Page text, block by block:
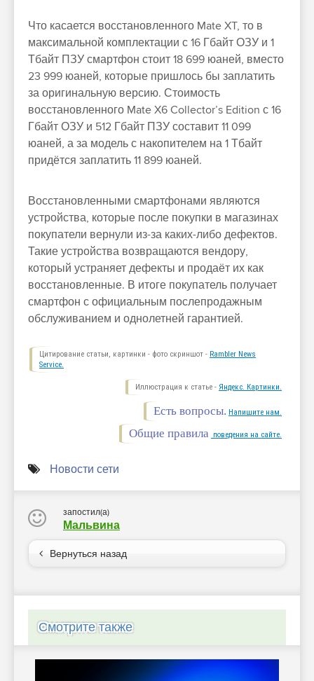
Что касается восстановленного Mate XT, то в
максимальной комплектации с 16 Гбайт ОЗУ и 1
Тбайт ПЗУ смартфон стоит 18 699 юаней, вместо
23 999 юаней, которые пришлось бы заплатить
за оригинальную версию. Стоимость
восстановленного Mate X6 Collector’s Edition с 16
Гбайт ОЗУ и 512 Гбайт ПЗУ составит 11 099
юаней, а за модель с накопителем на 1 Тбайт
придётся заплатить 11 899 юаней.
Восстановленными смартфонами являются
устройства, которые после покупки в магазинах
покупатели вернули из-за каких-либо дефектов.
Такие устройства возвращаются вендору,
который устраняет дефекты и продаёт их как
восстановленные. В итоге покупатель получает
смартфон с официальным послепродажным
обслуживанием и однолетней гарантией.
Цитирование статьи, картинки - фото скриншот - Rambler News
Service.
Иллюстрация к статье - Яндекс. Картинки.
Есть вопросы. Напишите нам.
Общие правила поведения на сайте.
Новости сети
запостил(а)
Мальвина
Вернуться назад
Смотрите также